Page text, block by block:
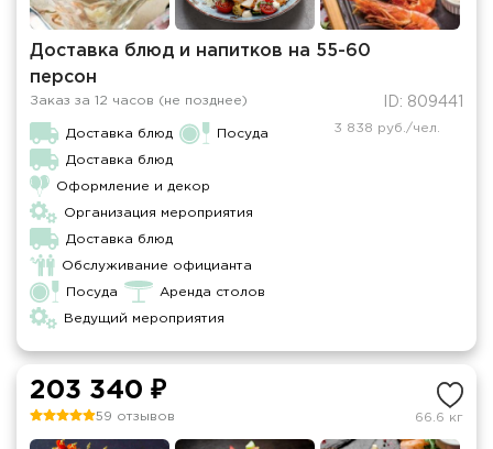
Доставка блюд и напитков на 55-60
персон
Заказ за 12 часов (не позднее) ID: 809441
Доставка блюд Посуда
Доставка блюд
Оформление и декор
Организация мероприятия
Доставка блюд
Обслуживание официанта
Посуда Аренда столов
Ведущий мероприятия
3 838 руб./чел.
203 340 ₽
59 отзывов 66.6 кг